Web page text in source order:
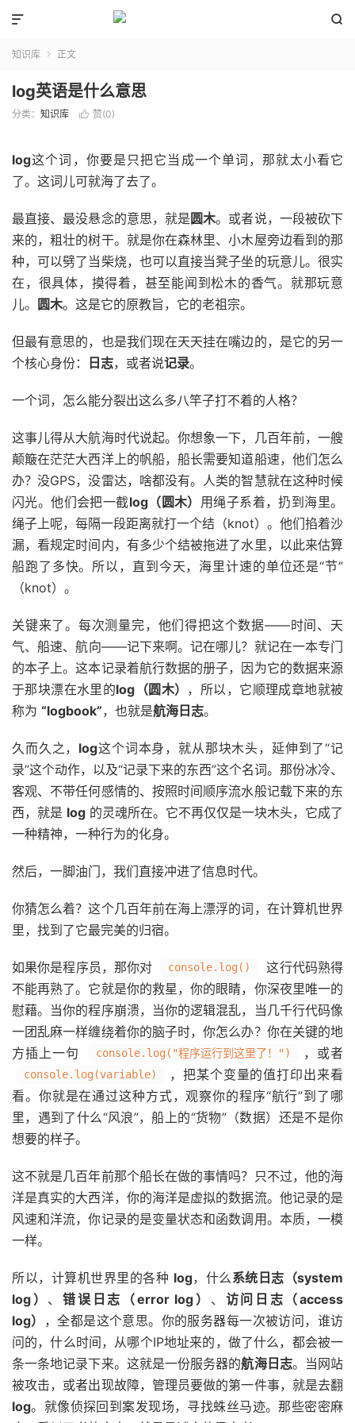


知识库  正文
log英语是什么意思
分类： 知识库  赞(0)
log这个词，你要是只把它当成一个单词，那就太小看它
了。这词儿可就海了去了。
最直接、最没悬念的意思，就是 圆木。或者说，一段被砍下
来的，粗壮的树干。就是你在森林里、小木屋旁边看到的那
种，可以劈了当柴烧，也可以直接当凳子坐的玩意儿。很实
在，很具体，摸得着，甚至能闻到松木的香气。就那玩意
儿。
圆木。这是它的原教旨，它的老祖宗。
但最有意思的，也是我们现在天天挂在嘴边的，是它的另一
个核心身份：
日志，或者说记录。
一个词，怎么能分裂出这么多八竿子打不着的人格？
这事儿得从大航海时代说起。你想象一下，几百年前，一艘
颠簸在茫茫大西洋上的帆船，船长需要知道船速，他们怎么
办？没GPS，没雷达，啥都没有。人类的智慧就在这种时候
闪光。他们会把一截log（圆木） 用绳子系着，扔到海里。
绳子上呢，每隔一段距离就打一个结（knot）。他们掐着沙
漏，看规定时间内，有多少个结被拖进了水里，以此来估算
船跑了多快。所以，直到今天，海里计速的单位还是“节”
（knot）。
关键来了。每次测量完，他们得把这个数据——时间、天
气、船速、航向——记下来啊。记在哪儿？就记在一本专门
的本子上。这本记录着航行数据的册子，因为它的数据来源
于那块漂在水里的log（圆木） ，所以，它顺理成章地就被
称为 “logbook”，也就是航海日志。
久而久之， log这个词本身，就从那块木头，延伸到了“记
录”这个动作，以及“记录下来的东西”这个名词。那份冰冷、
客观、不带任何感情的、按照时间顺序流水般记载下来的东
西，就是 log 的灵魂所在。它不再仅仅是一块木头，它成了
一种精神，一种行为的化身。
然后，一脚油门，我们直接冲进了信息时代。
你猜怎么着？这个几百年前在海上漂浮的词，在计算机世界
里，找到了它最完美的归宿。
如果你是程序员，那你对 console.log()
这行代码熟得
不能再熟了。它就是你的救星，你的眼睛，你深夜里唯一的
慰藉。当你的程序崩溃，当你的逻辑混乱，当几千行代码像
一团乱麻一样缠绕着你的脑子时，你怎么办？你在关键的地
方插上一句
console.log("程序运行到这里了！") ，或者
console.log(variable)
，把某个变量的值打印出来看
看。你就是在通过这种方式，观察你的程序“航行”到了哪
里，遇到了什么“风浪”，船上的“货物”（数据）还是不是你
想要的样子。
这不就是几百年前那个船长在做的事情吗？只不过，他的海
洋是真实的大西洋，你的海洋是虚拟的数据流。他记录的是
风速和洋流，你记录的是变量状态和函数调用。本质，一模
一样。
所以，计算机世界里的各种 log，什么系统日志（system
log） 、错误日志（error log） 、 访问日志（access
log）
，全都是这个意思。你的服务器每一次被访问，谁访
问的，什么时间，从哪个IP地址来的，做了什么，都会被一
条一条地记录下来。这就是一份服务器的航海日志。当网站
被攻击，或者出现故障，管理员要做的第一件事，就是去翻
log。就像侦探回到案发现场，寻找蛛丝马迹。那些密密麻